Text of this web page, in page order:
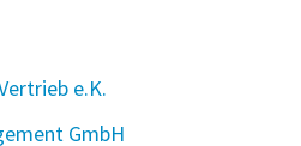
e.K.
GmbH